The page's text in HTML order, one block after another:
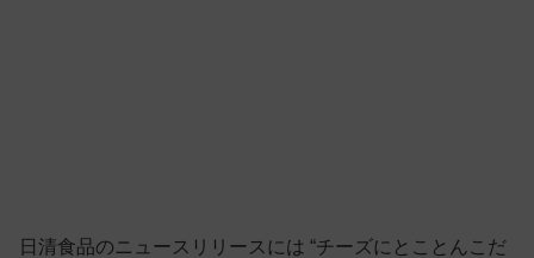
日清食品のニュースリリースには “チーズにとことんこだ